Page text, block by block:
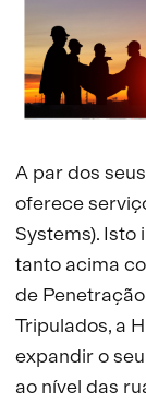
A par dos
oferece
Systems). Isto
tanto acima
de
Tripulados, a
expandir o
ao nível das